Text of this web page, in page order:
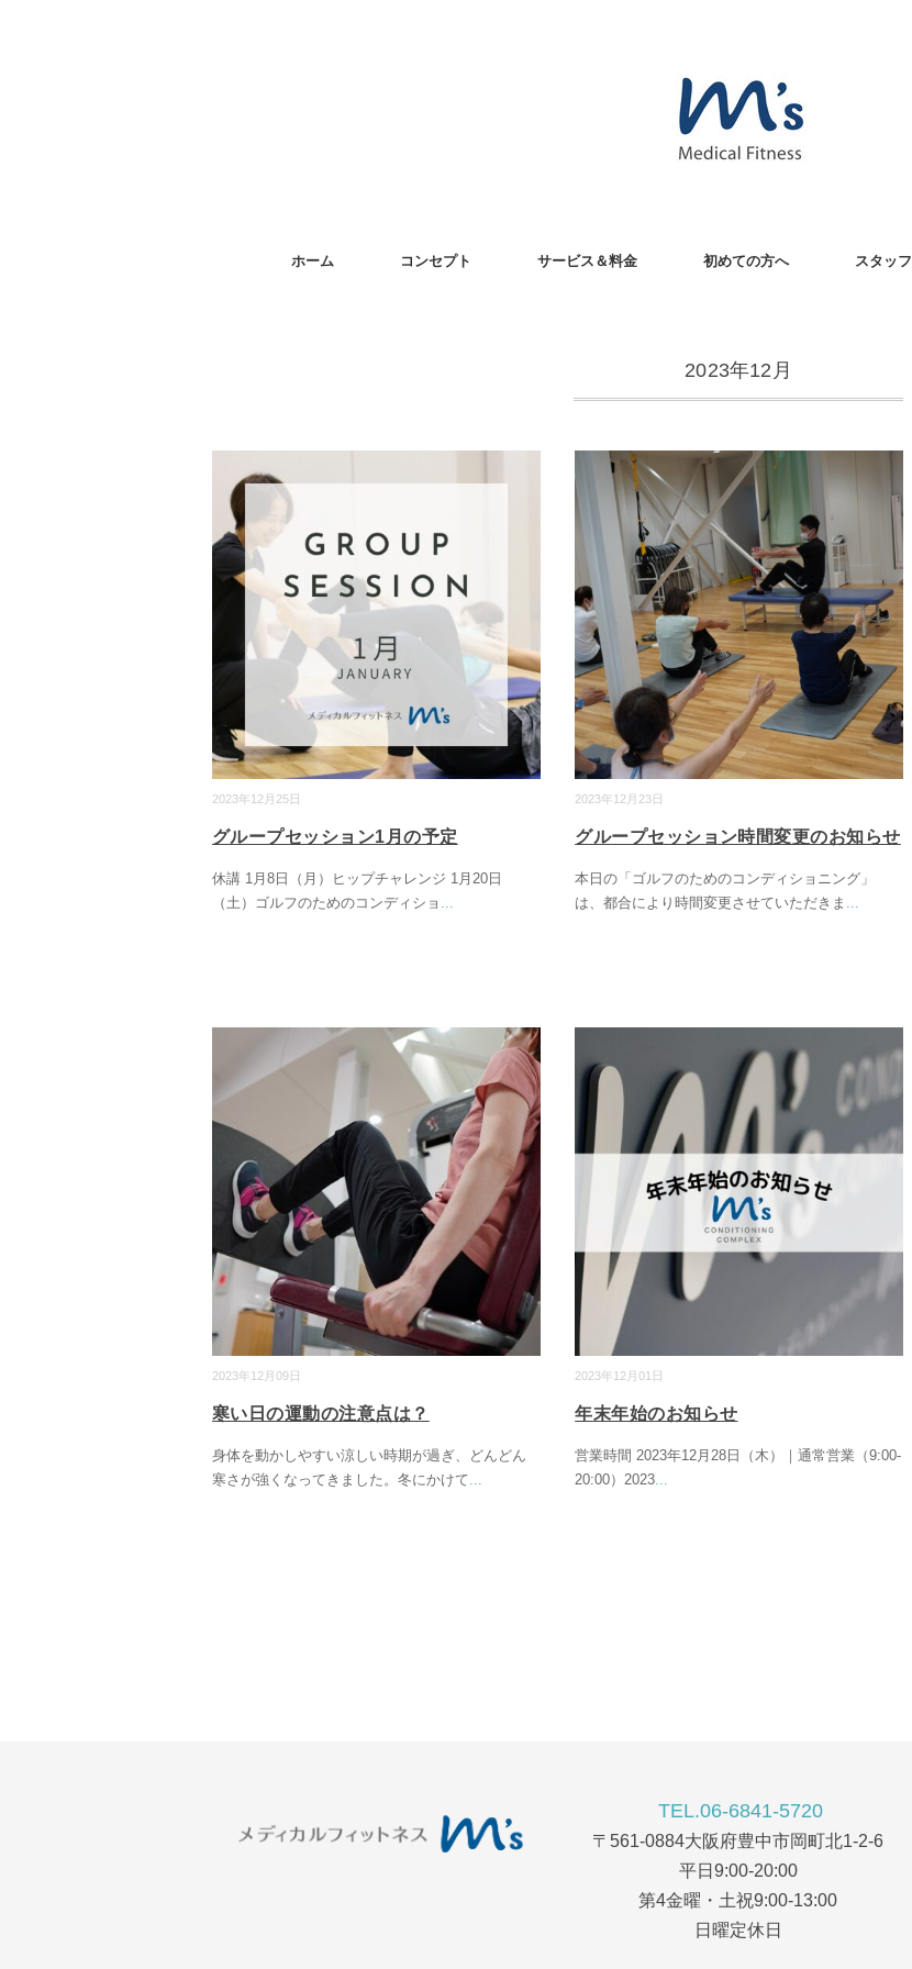
ホーム コンセプト サービス＆料金 初めての方へ スタッフ
2023年12月
2023年12月25日
グループセッション1月の予定
休講 1月8日（月）ヒップチャレンジ 1月20日
（土）ゴルフのためのコンディショ
2023年12月23日
グループセッション時間変更のお知らせ
本日の「ゴルフのためのコンディショニング」
は、都合により時間変更させていただきま
2023年12月09日
寒い日の運動の注意点は？
身体を動かしやすい涼しい時期が過ぎ、どんどん
寒さが強くなってきました。冬にかけて
2023年12月01日
年末年始のお知らせ
営業時間 2023年12月28日（木）｜通常営業（9:00-
20:00）2023
TEL.06-6841-5720
〒561-0884大阪府豊中市岡町北1-2-6
平日9:00-20:00
第4金曜・土祝9:00-13:00
日曜定休日